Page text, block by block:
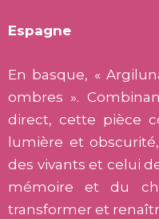
Espagne
En basque, «
ombres ».
direct, cette pièce
lumière et
des vivants et celui
mémoire et du
transformer et